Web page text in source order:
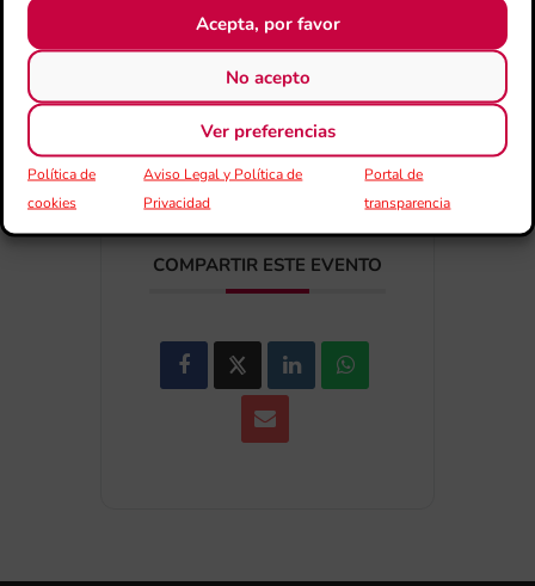
Acepta, por favor
No acepto
Ver preferencias
Política de
cookies
Aviso Legal y Política de
Privacidad
Portal de
transparencia
+ exportación iCal / Outlook
COMPARTIR ESTE EVENTO